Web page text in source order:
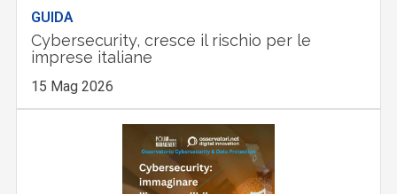
GUIDA
Cybersecurity, cresce il rischio per le
imprese italiane
15 Mag 2026